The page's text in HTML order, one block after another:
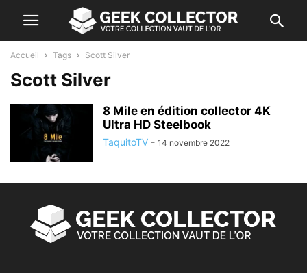
Accueil Tags Scott Silver
Scott Silver
8 Mile en édition collector 4K
Ultra HD Steelbook
TaquitoTV - 14 novembre 2022